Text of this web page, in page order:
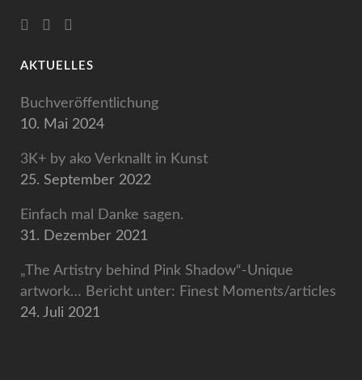
AKTUELLES
Buchveröffentlichung
10. Mai 2024
3K+ by ako Verknallt in Kunst
25. September 2022
Einfach mal Danke sagen.
31. Dezember 2021
„The Artistry behind Pink Shadow“-Unique
artwork… Bericht unter: Finest Moments/articles
24. Juli 2021